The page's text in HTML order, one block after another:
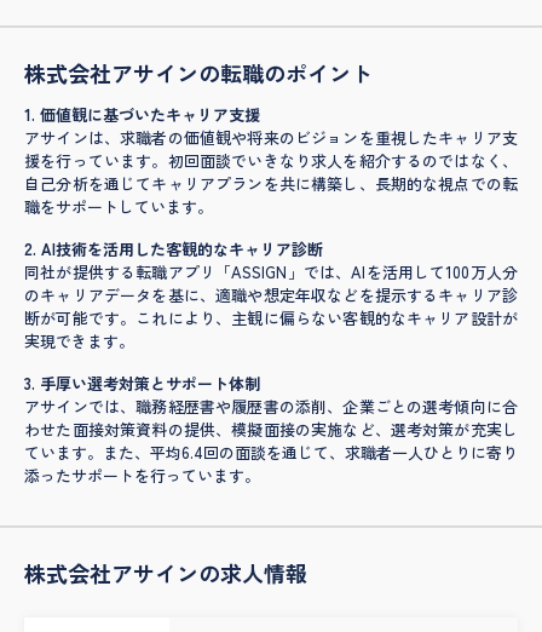
株式会社アサインの転職のポイント
1. 価値観に基づいたキャリア支援
アサインは、求職者の価値観や将来のビジョンを重視したキャリア支
援を行っています。初回面談でいきなり求人を紹介するのではなく、
自己分析を通じてキャリアプランを共に構築し、長期的な視点での転
職をサポートしています。
2. AI技術を活用した客観的なキャリア診断
同社が提供する転職アプリ「ASSIGN」では、AIを活用して100万人分
のキャリアデータを基に、適職や想定年収などを提示するキャリア診
断が可能です。これにより、主観に偏らない客観的なキャリア設計が
実現できます。
3. 手厚い選考対策とサポート体制
アサインでは、職務経歴書や履歴書の添削、企業ごとの選考傾向に合
わせた面接対策資料の提供、模擬面接の実施など、選考対策が充実し
ています。また、平均6.4回の面談を通じて、求職者一人ひとりに寄り
添ったサポートを行っています。
株式会社アサインの求人情報